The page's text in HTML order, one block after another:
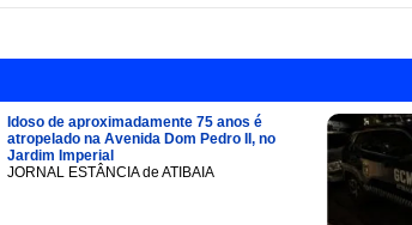
Idoso de aproximadamente 75 anos é
atropelado na Avenida Dom Pedro II, no
Jardim Imperial
JORNAL ESTÂNCIA de ATIBAIA